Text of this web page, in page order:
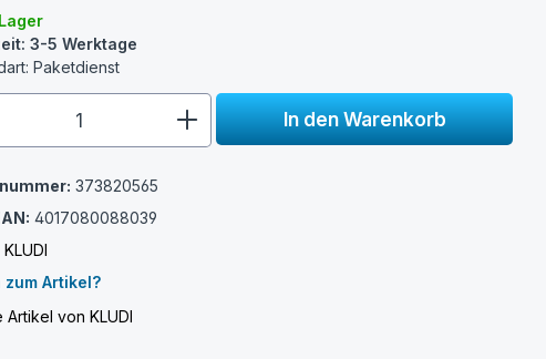
3-5 Werktage
Paketdienst
In den Warenkorb
373820565
4017080088039
KLUDI
zum Artikel?
Artikel von KLUDI